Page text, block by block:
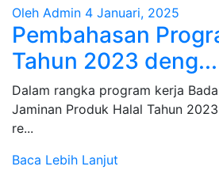
Oleh Admin 4 Januari, 2025
Pembahasan
Tahun 2023 deng...
Dalam rangka program kerja
Jaminan Produk Halal Tahun
re...
Baca Lebih Lanjut